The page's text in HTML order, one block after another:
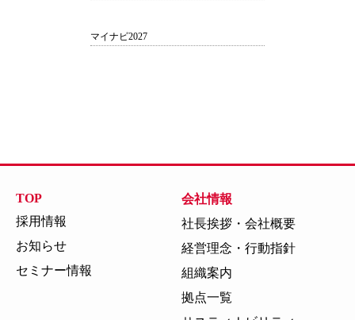
マイナビ2027
TOP
採用情報
お知らせ
セミナー情報
会社情報
社長挨拶・会社概要
経営理念・行動指針
組織案内
拠点一覧